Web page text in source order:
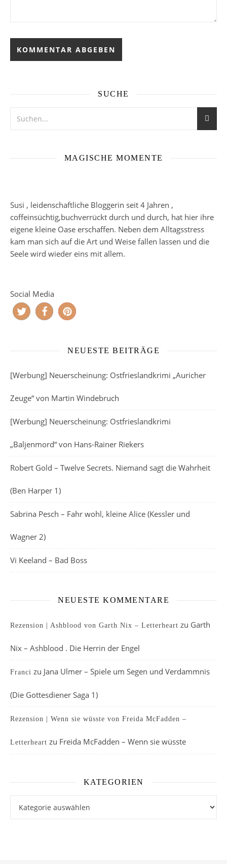
SUCHE
MAGISCHE MOMENTE
Susi , leidenschaftliche Bloggerin seit 4 Jahren ,
coffeinsüchtig,buchverrückt durch und durch, hat hier ihre
eigene kleine Oase erschaffen. Neben dem Alltagsstress
kam man sich auf die Art und Weise fallen lassen und die
Seele wird wieder eins mit allem.
Social Media
NEUESTE BEITRÄGE
[Werbung] Neuerscheinung: Ostfrieslandkrimi „Auricher
Zeuge“ von Martin Windebruch
[Werbung] Neuerscheinung: Ostfrieslandkrimi
„Baljenmord“ von Hans-Rainer Riekers
Robert Gold – Twelve Secrets. Niemand sagt die Wahrheit
(Ben Harper 1)
Sabrina Pesch – Fahr wohl, kleine Alice (Kessler und
Wagner 2)
Vi Keeland – Bad Boss
NEUESTE KOMMENTARE
Rezension | Ashblood von Garth Nix – Letterheart zu Garth
Nix – Ashblood . Die Herrin der Engel
Franci zu Jana Ulmer – Spiele um Segen und Verdammnis
(Die Gottesdiener Saga 1)
Rezension | Wenn sie wüsste von Freida McFadden –
Letterheart zu Freida McFadden – Wenn sie wüsste
KATEGORIEN